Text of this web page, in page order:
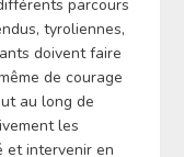
parcours
tyroliennes,
doivent faire
de courage
au long de
les
et intervenir en